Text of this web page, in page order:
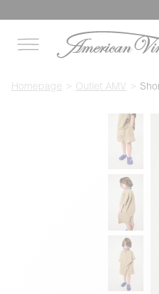
Homepage Outlet AMV